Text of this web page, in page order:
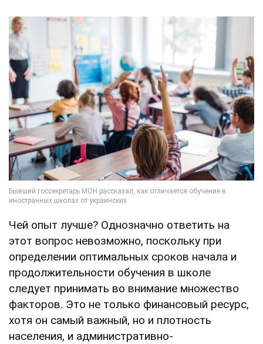
Чей опыт лучше? Однозначно ответить на
этот вопрос невозможно, поскольку при
определении оптимальных сроков начала и
продолжительности обучения в школе
следует принимать во внимание множество
факторов. Это не только финансовый ресурс,
хотя он самый важный, но и плотность
населения, и административно-